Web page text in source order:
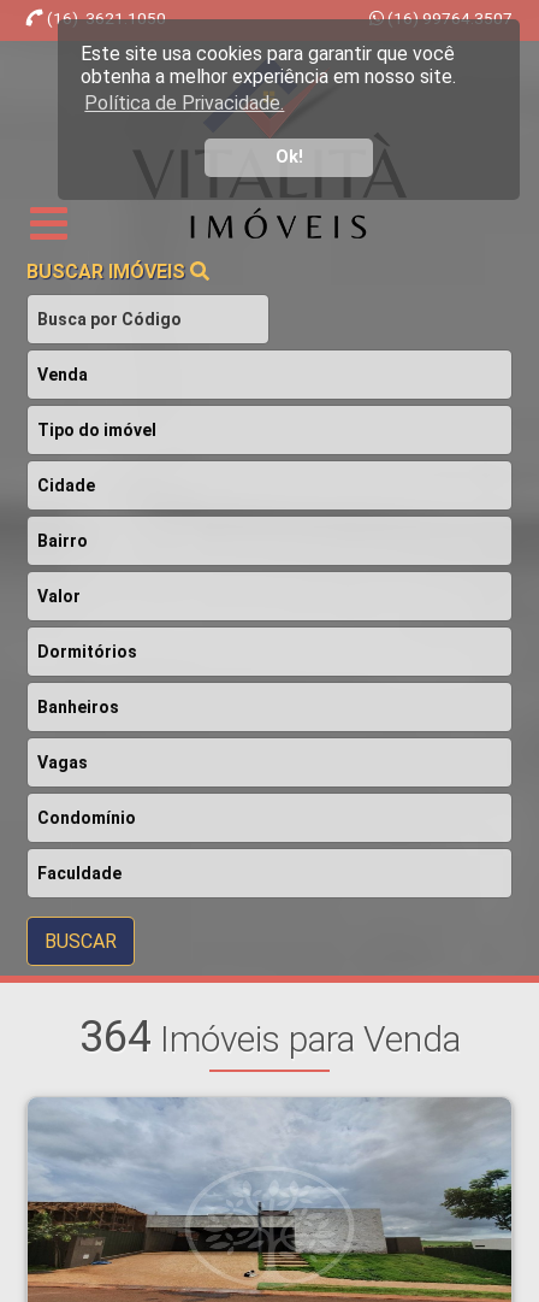
Este site usa cookies para garantir que você
obtenha a melhor experiência em nosso site.
Política de Privacidade.
Ok!
(16) 3621.1050 (16) 99764.3507
Imobiliária Ribeirão Preto - Vitalità Imóveis
BUSCAR IMÓVEIS
BUSCAR
364 Imóveis para Venda